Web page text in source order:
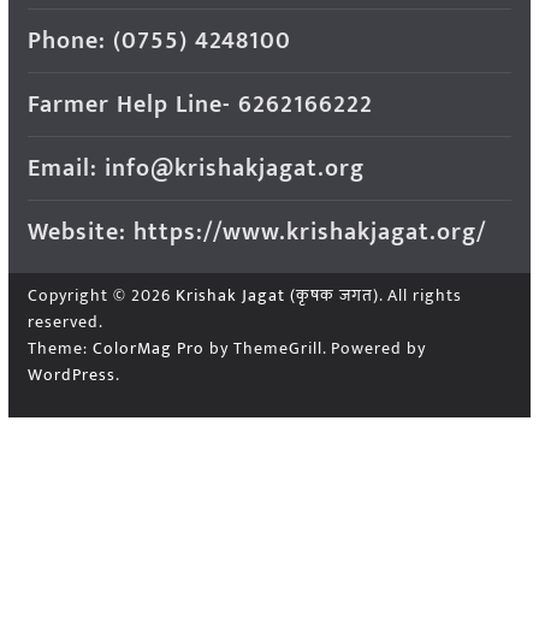
Phone: (0755) 4248100
Farmer Help Line- 6262166222
Email: info@krishakjagat.org
Website: https://www.krishakjagat.org/
Copyright © 2026 Krishak Jagat (कृषक जगत). All rights
reserved.
Theme: ColorMag Pro by ThemeGrill. Powered by
WordPress.